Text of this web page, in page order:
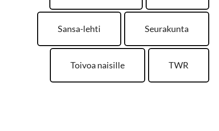
Sansa-lehti Seurakunta
Toivoa naisille TWR